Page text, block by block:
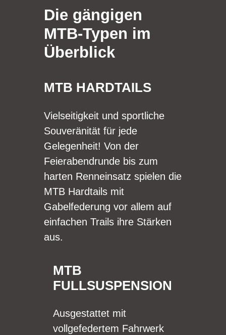
Die gängigen
MTB-Typen im
Überblick
MTB HARDTAILS
Vielseitigkeit und sportliche
Souveränität für jede
Gelegenheit! Von der
Feierabendrunde bis zum
harten Renneinsatz spielen die
MTB Hardtails mit
Gabelfederung vor allem auf
einfachen Trails ihre Stärken
aus.
MTB
FULLSUSPENSION
Ausgestattet mit
vollgefedertem Fahrwerk